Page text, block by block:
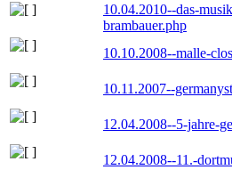
10.04.2010--das-
brambauer.php
10.10.2008--malle-
10.11.2007--
12.04.2008--5-jahre-
12.04.2008--11.-